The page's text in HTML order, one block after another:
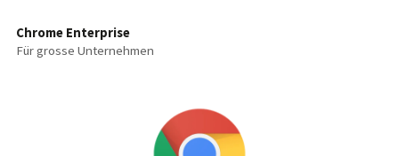
Chrome Enterprise
Für grosse Unternehmen